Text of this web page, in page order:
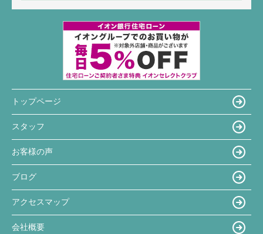
トップページ
スタッフ
お客様の声
ブログ
アクセスマップ
会社概要